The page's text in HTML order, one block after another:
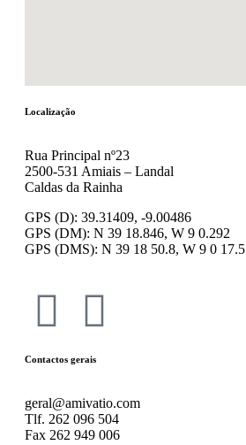
Localização
Rua Principal nº23
2500-531 Amiais – Landal
Caldas da Rainha
GPS (D): 39.31409, -9.00486
GPS (DM): N 39 18.846, W 9 0.292
GPS (DMS): N 39 18 50.8, W 9 0 17.5
Contactos gerais
geral@amivatio.com
Tlf. 262 096 504
Fax 262 949 006